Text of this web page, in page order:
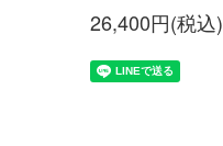
26,400円(税込)